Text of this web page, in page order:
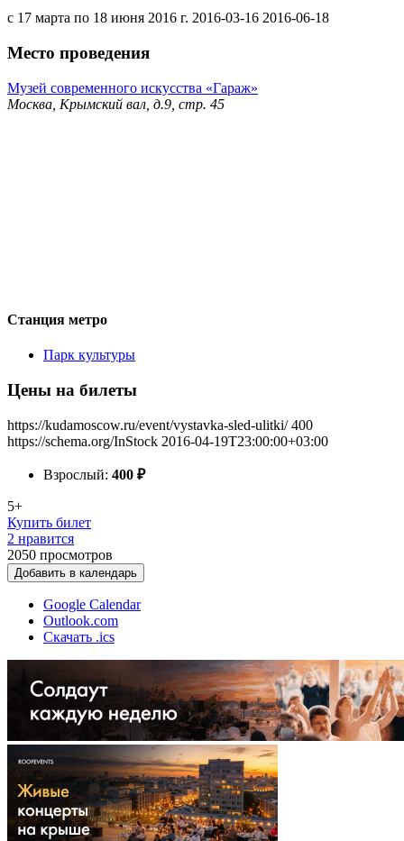
с 17 марта по 18 июня 2016 г. 2016-03-16 2016-06-18
Место проведения
Музей современного искусства «Гараж»
Москва, Крымский вал, д.9, стр. 45
Станция метро
Парк культуры
Цены на билеты
https://kudamoscow.ru/event/vystavka-sled-ulitki/ 400
https://schema.org/InStock 2016-04-19T23:00:00+03:00
Взрослый: 400 ₽
5+
Купить билет
2 нравится
2050 просмотров
Добавить в календарь
Google Calendar
Outlook.com
Скачать .ics